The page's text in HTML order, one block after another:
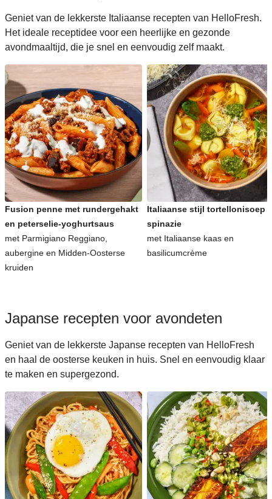
Geniet van de lekkerste Italiaanse recepten van HelloFresh.
Het ideale receptidee voor een heerlijke en gezonde
avondmaaltijd, die je snel en eenvoudig zelf maakt.
Fusion penne met rundergehakt
en peterselie-yoghurtsaus
met Parmigiano Reggiano,
aubergine en Midden-Oosterse
kruiden
Italiaanse stijl tortellonisoep
spinazie
met Italiaanse kaas en
basilicumcrème
Japanse recepten voor avondeten
Geniet van de lekkerste Japanse recepten van HelloFresh
en haal de oosterse keuken in huis. Snel en eenvoudig klaar
te maken en supergezond.